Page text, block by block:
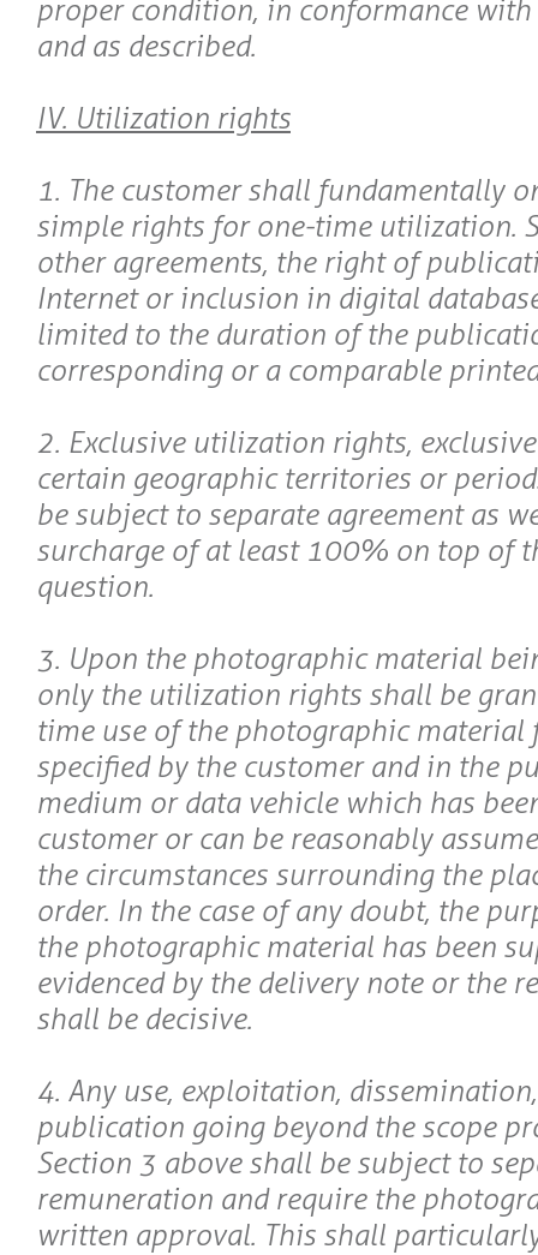
proper condition, in conformance
and as described.
IV. Utilization rights
1. The customer shall fundamentally
simple rights for one-time utilization.
other agreements, the right of
Internet or inclusion in digital
limited to the duration of the
corresponding or a comparable
2. Exclusive utilization rights,
certain geographic territories or
be subject to separate agreement as
surcharge of at least 100% on top of
question.
3. Upon the photographic material
only the utilization rights shall be
time use of the photographic material
specified by the customer and in the
medium or data vehicle which has
customer or can be reasonably
the circumstances surrounding the
order. In the case of any doubt, the
the photographic material has been
evidenced by the delivery note or the
shall be decisive.
4. Any use, exploitation,
publication going beyond the scope
Section 3 above shall be subject to
remuneration and require the
written approval. This shall